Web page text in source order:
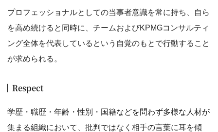
プロフェッショナルとしての当事者意識を常に持ち、自ら
を高め続けると同時に、チームおよびKPMGコンサルティ
ング全体を代表しているという自覚のもとで行動すること
が求められる。
Respect
学歴・職歴・年齢・性別・国籍などを問わず多様な人材が
集まる組織において、批判ではなく相手の言葉に耳を傾